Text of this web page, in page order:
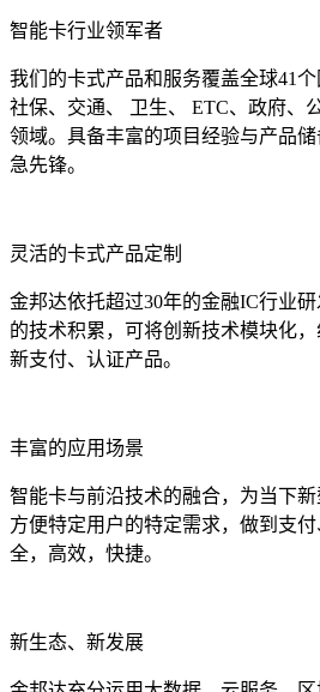
智能卡行业领军者
我们的卡式产品和服务覆盖全球41个
社保、交通、 卫生、 ETC、政府、
领域。具备丰富的项目经验与产品
急先锋。
灵活的卡式产品定制
金邦达依托超过30年的金融IC行业
的技术积累，可将创新技术模块化
新支付、认证产品。
丰富的应用场景
智能卡与前沿技术的融合，为当下新
方便特定用户的特定需求，做到支
全，高效，快捷。
新生态、新发展